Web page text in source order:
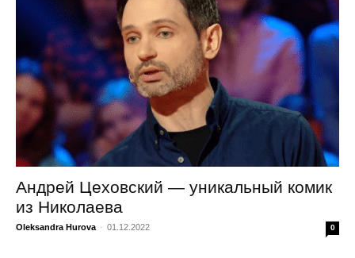
Андрей Цеховский — уникальный комик
из Николаева
Oleksandra Hurova - 01.12.2022 0